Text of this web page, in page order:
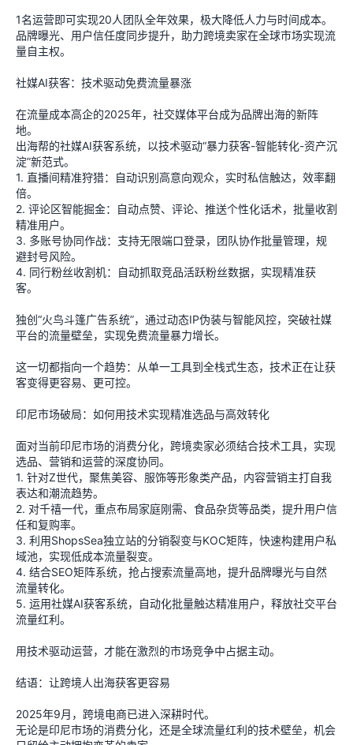
1名运营即可实现20人团队全年效果，极大降低人力与时间成本。
品牌曝光、用户信任度同步提升，助力跨境卖家在全球市场实现流
量自主权。
社媒AI获客：技术驱动免费流量暴涨
在流量成本高企的2025年，社交媒体平台成为品牌出海的新阵
地。
出海帮的社媒AI获客系统，以技术驱动“暴力获客-智能转化-资产沉
淀”新范式。
1. 直播间精准狩猎：自动识别高意向观众，实时私信触达，效率翻
倍。
2. 评论区智能掘金：自动点赞、评论、推送个性化话术，批量收割
精准用户。
3. 多账号协同作战：支持无限端口登录，团队协作批量管理，规
避封号风险。
4. 同行粉丝收割机：自动抓取竞品活跃粉丝数据，实现精准获
客。
独创“火鸟斗篷广告系统”，通过动态IP伪装与智能风控，突破社媒
平台的流量壁垒，实现免费流量暴力增长。
这一切都指向一个趋势：从单一工具到全栈式生态，技术正在让获
客变得更容易、更可控。
印尼市场破局：如何用技术实现精准选品与高效转化
面对当前印尼市场的消费分化，跨境卖家必须结合技术工具，实现
选品、营销和运营的深度协同。
1. 针对Z世代，聚焦美容、服饰等形象类产品，内容营销主打自我
表达和潮流趋势。
2. 对千禧一代，重点布局家庭刚需、食品杂货等品类，提升用户信
任和复购率。
3. 利用ShopsSea独立站的分销裂变与KOC矩阵，快速构建用户私
域池，实现低成本流量裂变。
4. 结合SEO矩阵系统，抢占搜索流量高地，提升品牌曝光与自然
流量转化。
5. 运用社媒AI获客系统，自动化批量触达精准用户，释放社交平台
流量红利。
用技术驱动运营，才能在激烈的市场竞争中占据主动。
结语：让跨境人出海获客更容易
2025年9月，跨境电商已进入深耕时代。
无论是印尼市场的消费分化，还是全球流量红利的技术壁垒，机会